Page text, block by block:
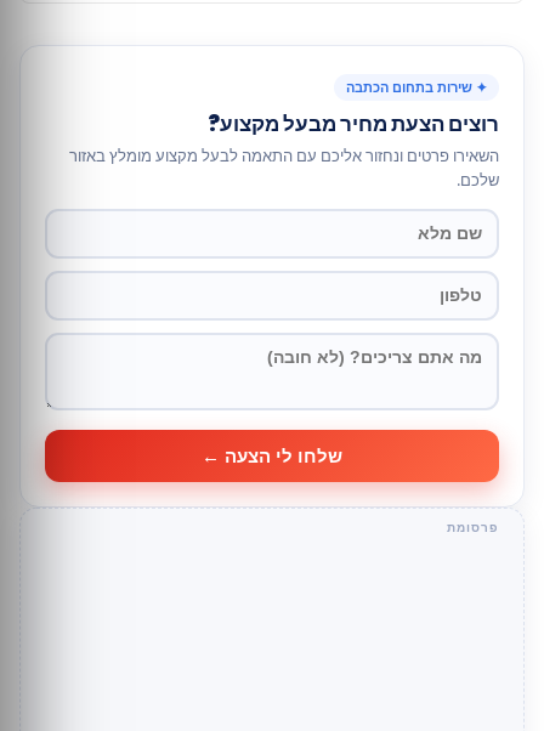
✦ שירות בתחום הכתבה
רוצים הצעת מחיר מבעל מקצוע?
השאירו פרטים ונחזור אליכם עם התאמה לבעל מקצוע מומלץ באזור
שלכם.
שלחו לי הצעה ←